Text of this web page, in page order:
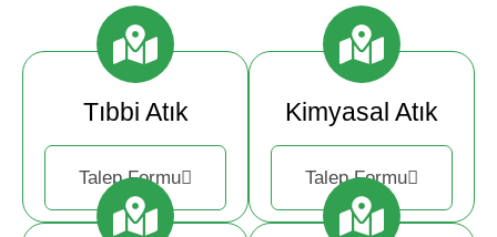
Tıbbi Atık
Talep Formu
Kimyasal Atık
Talep Formu